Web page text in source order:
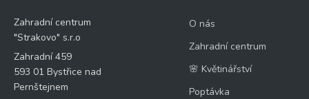
Zahradní centrum
"Strakovo" s.r.o
Zahradní 459
593 01 Bystřice nad
Pernštejnem
O nás
Zahradní centrum
🌸 Květinářství
Poptávka